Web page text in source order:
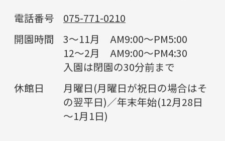
電話番号
075-771-0210
開園時間
3～11月 AM9:00～PM5:00
12～2月 AM9:00～PM4:30
入園は閉園の30分前まで
休館日
月曜日(月曜日が祝日の場合はそ
の翌平日)／年末年始(12月28日
～1月1日)